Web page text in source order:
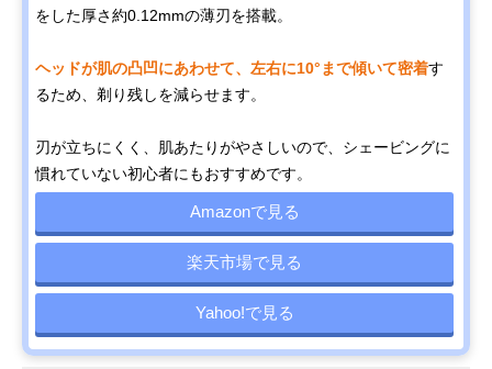
をした厚さ約0.12mmの薄刃を搭載。
ヘッドが肌の凸凹にあわせて、左右に10°まで傾いて密着す
るため、剃り残しを減らせます。
刃が立ちにくく、肌あたりがやさしいので、シェービングに
慣れていない初心者にもおすすめです。
Amazonで見る
楽天市場で見る
Yahoo!で見る